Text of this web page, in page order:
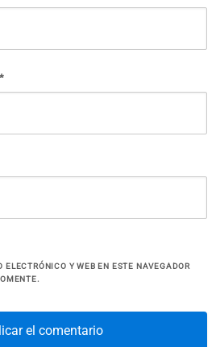
*
ELECTRÓNICO Y WEB EN ESTE NAVEGADOR